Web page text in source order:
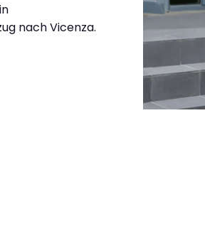
nach Vicenza.